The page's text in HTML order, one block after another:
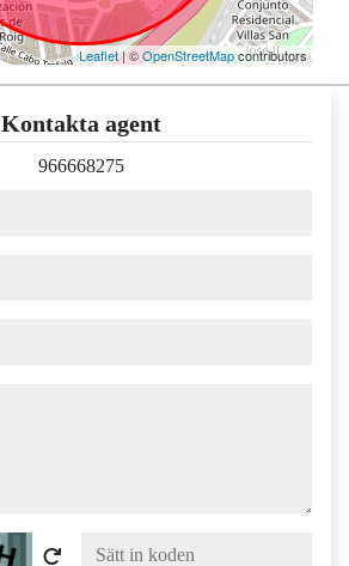
Leaflet| ©OpenStreetMapcontributors
Kontakta agent
966668275